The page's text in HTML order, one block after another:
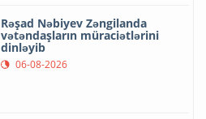
Rəşad Nəbiyev Zəngilanda
vətəndaşların müraciətlərini
dinləyib
06-08-2026